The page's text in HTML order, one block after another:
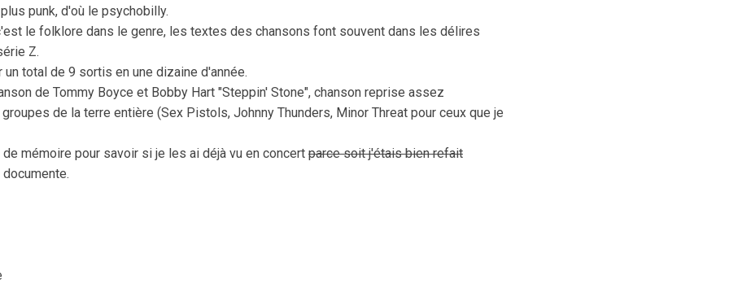
punk, d'où le psychobilly.
le folklore dans le genre, les textes des chansons font souvent dans les délires
Z.
total de 9 sortis en une dizaine d'année.
de Tommy Boyce et Bobby Hart "Steppin' Stone", chanson reprise assez
de la terre entière (Sex Pistols, Johnny Thunders, Minor Threat pour ceux que je
mémoire pour savoir si je les ai déjà vu en concert parce soit j'étais bien refait